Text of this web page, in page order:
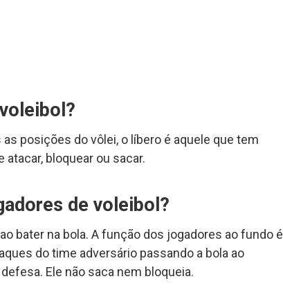
posições do vôlei, o líbero é aquele que tem
bloquear ou sacar.
de voleibol?
bater na bola. A função dos jogadores ao fundo é
do time adversário passando a bola ao
Ele não saca nem bloqueia.